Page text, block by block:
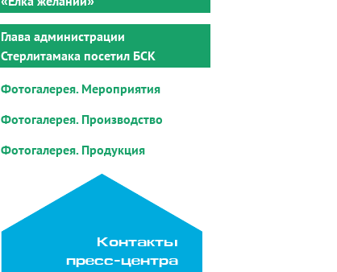
Глава администрации
Стерлитамака посетил БСК
Фотогалерея. Мероприятия
Фотогалерея. Производство
Фотогалерея. Продукция
Контакты
пресс-центра